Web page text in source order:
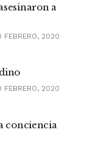
a
2020
2020
conciencia